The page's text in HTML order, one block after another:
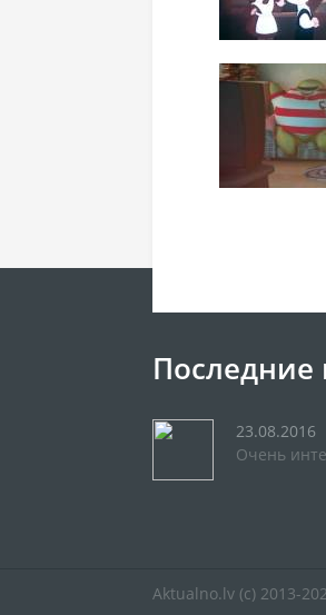
23.08.2016
Очень
Aktualno.lv (c) 2013-